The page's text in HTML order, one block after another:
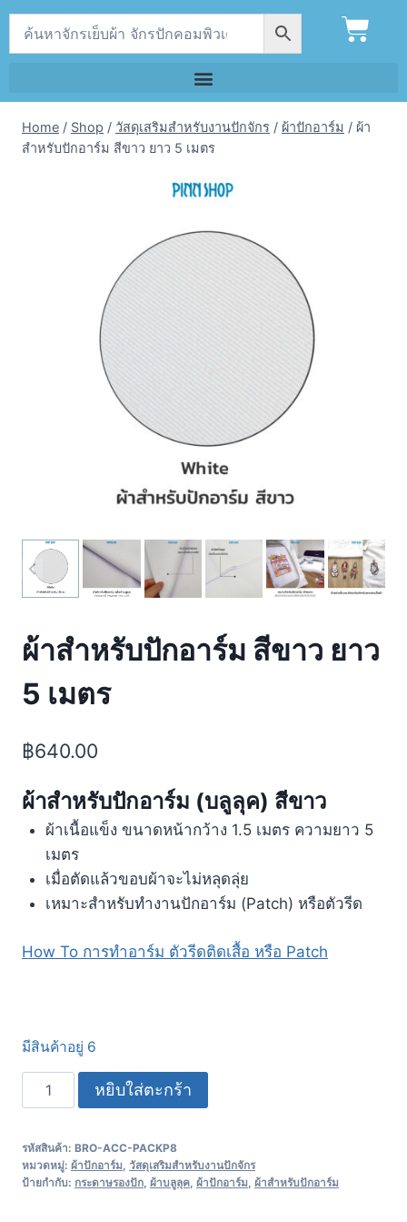
Home / Shop / วัสดุเสริมสำหรับงานปักจักร / ผ้าปักอาร์ม / ผ้า
สำหรับปักอาร์ม สีขาว ยาว 5 เมตร
ผ้าสำหรับปักอาร์ม สีขาว ยาว
5 เมตร
฿640.00
ผ้าสำหรับปักอาร์ม (บลูลุค) สีขาว
ผ้าเนื้อแข็ง ขนาดหน้ากว้าง 1.5 เมตร ความยาว 5
เมตร
เมื่อตัดแล้วขอบผ้าจะไม่หลุดลุ่ย
เหมาะสำหรับทำงานปักอาร์ม (Patch) หรือตัวรีด
How To การทำอาร์ม ตัวรีดติดเสื้อ หรือ Patch
มีสินค้าอยู่ 6
หยิบใส่ตะกร้า
รหัสสินค้า: BRO-ACC-PACKP8
หมวดหมู่: ผ้าปักอาร์ม, วัสดุเสริมสำหรับงานปักจักร
ป้ายกำกับ: กระดาษรองปัก, ผ้าบลูลุค, ผ้าปักอาร์ม, ผ้าสำหรับปักอาร์ม